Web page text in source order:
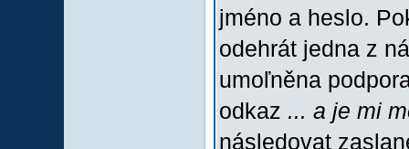
jméno a heslo.
odehrát jedna z
umoľněna
odkaz ... a je mi
následovat